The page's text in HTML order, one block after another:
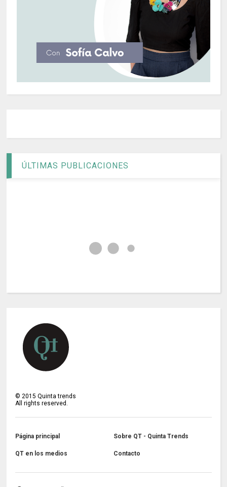
ÚLTIMAS PUBLICACIONES
© 2015 Quinta trends
All rights reserved.
Página principal Sobre QT - Quinta Trends
QT en los medios Contacto